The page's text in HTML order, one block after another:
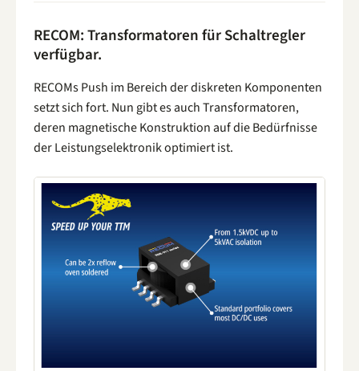
RECOM: Transformatoren für Schaltregler
verfügbar.
RECOMs Push im Bereich der diskreten Komponenten
setzt sich fort. Nun gibt es auch Transformatoren,
deren magnetische Konstruktion auf die Bedürfnisse
der Leistungselektronik optimiert ist.